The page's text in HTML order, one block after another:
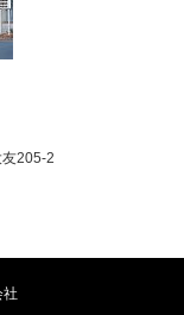
205-2
社